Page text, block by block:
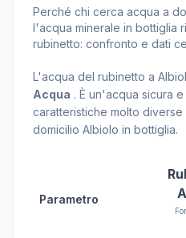
Perché chi cerca acqua a
l'acqua minerale in bottiglia
rubinetto: confronto e dati
L'acqua del rubinetto a
Acqua . È un'acqua sicura
caratteristiche molto
domicilio Albiolo in bottiglia.
Parametro